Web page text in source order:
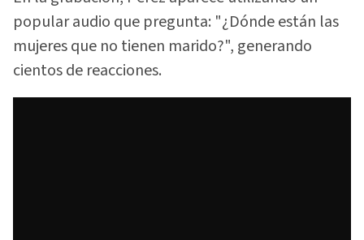
popular audio que pregunta: "¿Dónde están las
mujeres que no tienen marido?", generando
cientos de reacciones.